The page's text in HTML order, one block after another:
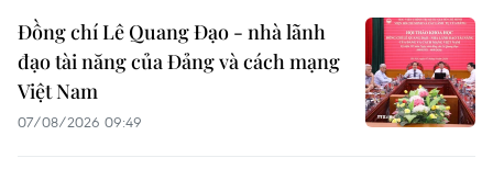
Đồng chí Lê Quang Đạo - nhà lãnh
đạo tài năng của Đảng và cách mạng
Việt Nam
07/08/2026 09:49